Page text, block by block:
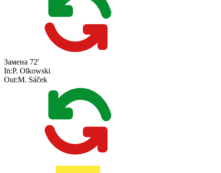
Замена 72'
In:P. Olkowski
Out:M. Sáček